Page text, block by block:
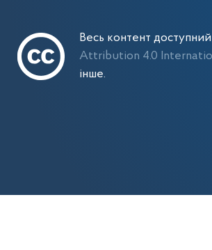
Весь контент
Attribution 4.0
інше.